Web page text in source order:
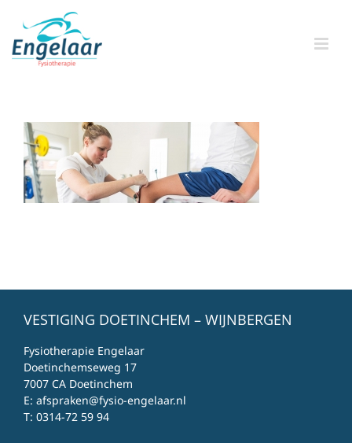
content
VESTIGING DOETINCHEM – WIJNBERGEN
Fysiotherapie Engelaar
Doetinchemseweg 17
7007 CA Doetinchem
E: afspraken@fysio-engelaar.nl
T: 0314-72 59 94